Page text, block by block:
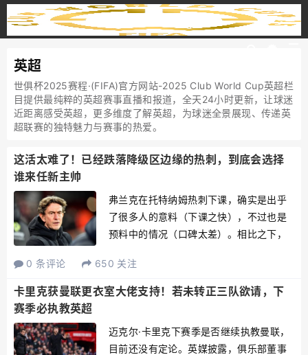
英超
世俱杯2025赛程·(FIFA)官方网站-2025 Club World Cup英超栏
目提供最纯粹的英超赛事直播和报道，全天24小时更新，让球迷
近距离感受英超，更多维度了解英超，为球迷全景展现、传递英
超联赛的独特魅力与赛事的热爱。
这活太难了！已经跌落降级区边缘的热刺，到底会选择
谁来任新主帅
弗兰克在托特纳姆热刺下课，确实是出乎
了很多人的意料（下课之快），不过也是
预料中的情况（口碑太差）。相比之下，
面的表现真的是太糟糕，目前也是来到了
降级区的附近，这是任何人都不可能会接
0 条评论 650 关注
卡里克获曼联更衣室大佬支持！若未转正三队欲请，下
赛季必执教英超
迈克尔·卡里克下赛季是否继续执教曼联，
目前还没有定论。英媒披露，俱乐部董事